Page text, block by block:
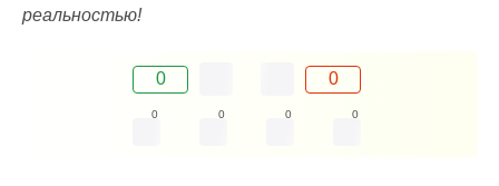
реальностью!
0 0
0 0 0 0